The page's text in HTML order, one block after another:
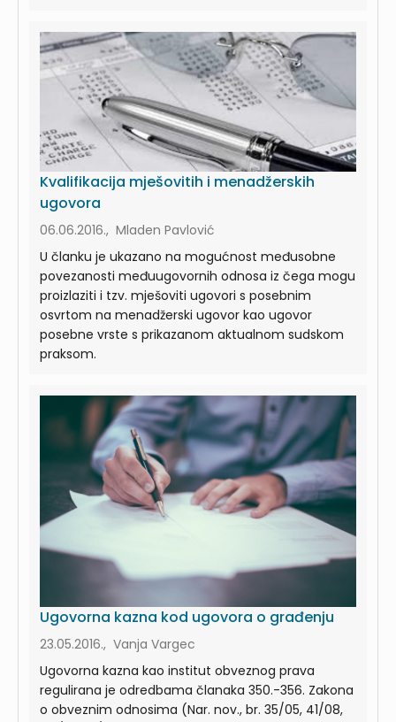
Kvalifikacija mješovitih i menadžerskih
ugovora
06.06.2016., Mladen Pavlović
U članku je ukazano na mogućnost međusobne
povezanosti međuugovornih odnosa iz čega mogu
proizlaziti i tzv. mješoviti ugovori s posebnim
osvrtom na menadžerski ugovor kao ugovor
posebne vrste s prikazanom aktualnom sudskom
praksom.
Ugovorna kazna kod ugovora o građenju
23.05.2016., Vanja Vargec
Ugovorna kazna kao institut obveznog prava
regulirana je odredbama članaka 350.-356. Zakona
o obveznim odnosima (Nar. nov., br. 35/05, 41/08,